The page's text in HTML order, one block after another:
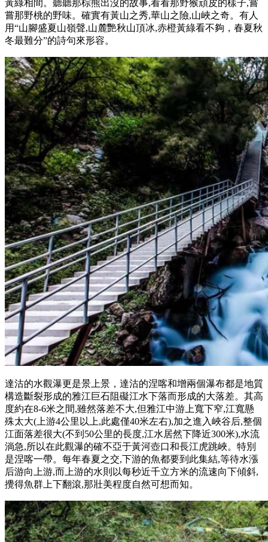
黃綠相間。聽聽那棕熊出沒的故事,看看那野猴頑皮的樣子,嘗
嘗那野桃的野味。確實有黃山之秀,華山之險,山峽之奇。有人
用“山腳盛夏山嶺聲,山麓艷秋山頂冰,赤橙黃綠看不夠，春夏秋
冬最難分”的詩句來形容。
達沽的水觀瀑更是景上景，達沽的涅喀和增兩個瀑布都是地質
構造斷裂形成的雅江巨石阻礙江水下落而形成的大落差。其高
度約在8-6米之間,雖然落差不大,但雅江中游上寬下窄,江寬懸
殊太大(上游4公里以上,此處僅40米左右),加之進入峽谷后,整個
江面落差很大(不到50公里的長度,江水居然下降近300米),水流
淌急,所以在此觀瀑的確不亞于黃河壺口和長江虎跳峽。特別
是涅喀一帶。每年春夏之交,下游的魚都要到此集結,等待水漲
后游向上游,而上游的水則以每秒近千立方米的流速向下傾斜,
攪得魚群上下翻滾,那壯美程度自然可想而知。